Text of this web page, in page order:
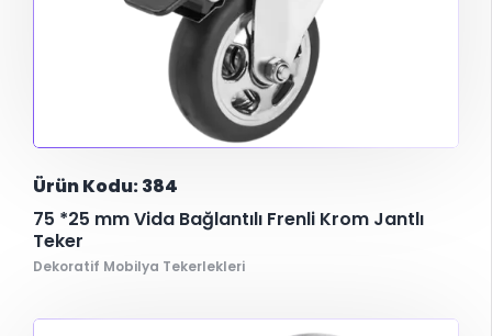
Ürün Kodu: 384
75 *25 mm Vida Bağlantılı Frenli Krom Jantlı
Teker
Dekoratif Mobilya Tekerlekleri